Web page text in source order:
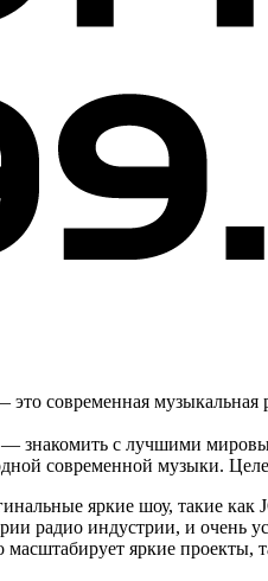
современная музыкальная
с лучшими
современной музыки.
яркие шоу, такие
радио индустрии, и очень
яркие проекты,